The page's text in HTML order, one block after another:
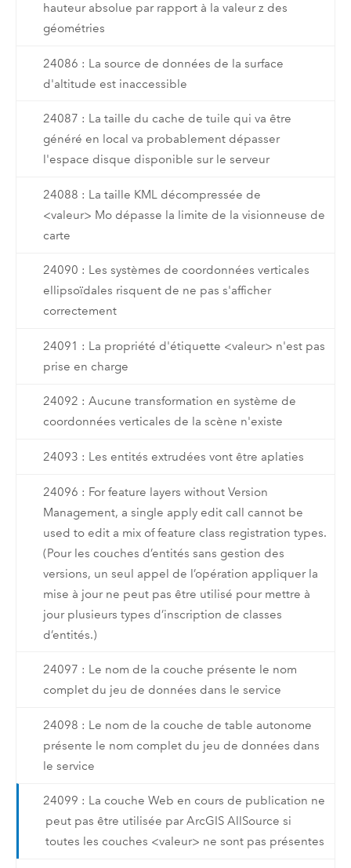
hauteur absolue par rapport à la valeur z des
géométries
24086 : La source de données de la surface
d'altitude est inaccessible
24087 : La taille du cache de tuile qui va être
généré en local va probablement dépasser
l'espace disque disponible sur le serveur
24088 : La taille KML décompressée de
<valeur> Mo dépasse la limite de la visionneuse de
carte
24090 : Les systèmes de coordonnées verticales
ellipsoïdales risquent de ne pas s'afficher
correctement
24091 : La propriété d'étiquette <valeur> n'est pas
prise en charge
24092 : Aucune transformation en système de
coordonnées verticales de la scène n'existe
24093 : Les entités extrudées vont être aplaties
24096 : For feature layers without Version
Management, a single apply edit call cannot be
used to edit a mix of feature class registration types.
(Pour les couches d’entités sans gestion des
versions, un seul appel de l’opération appliquer la
mise à jour ne peut pas être utilisé pour mettre à
jour plusieurs types d’inscription de classes
d’entités.)
24097 : Le nom de la couche présente le nom
complet du jeu de données dans le service
24098 : Le nom de la couche de table autonome
présente le nom complet du jeu de données dans
le service
24099 : La couche Web en cours de publication ne
peut pas être utilisée par ArcGIS AllSource si
toutes les couches <valeur> ne sont pas présentes